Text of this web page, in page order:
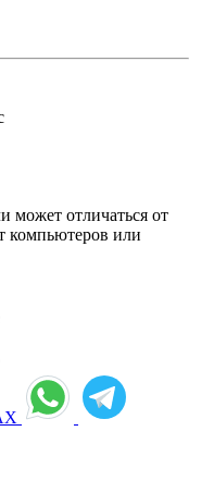
может отличаться от
компьютеров или